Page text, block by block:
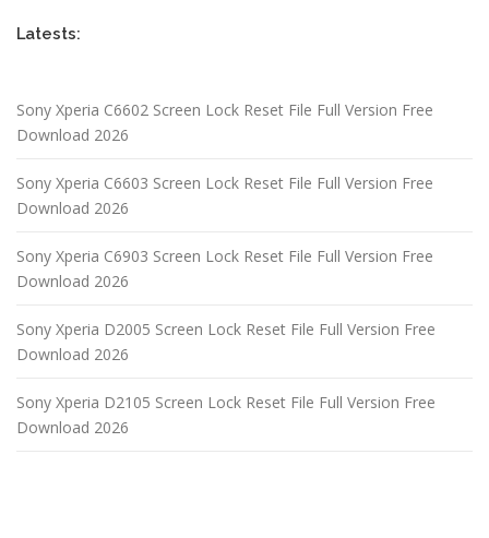
Latests:
Sony Xperia C6602 Screen Lock Reset File Full Version Free
Download 2026
Sony Xperia C6603 Screen Lock Reset File Full Version Free
Download 2026
Sony Xperia C6903 Screen Lock Reset File Full Version Free
Download 2026
Sony Xperia D2005 Screen Lock Reset File Full Version Free
Download 2026
Sony Xperia D2105 Screen Lock Reset File Full Version Free
Download 2026